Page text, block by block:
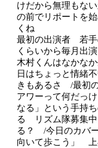
けだから無理もな
の前でリポートを
くね
最初の出演者 若手
くらいから毎月出
木村くんはなかな
日はちょっと情緒
きもあるさ /最初
アワーって何だっ
なる」という手持
る リズム隊募集
る？ /今日のカバ
向いて歩こう」